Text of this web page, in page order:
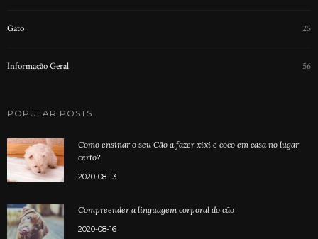
Gato 25
Informação Geral 56
POPULAR POSTS
Como ensinar o seu Cão a fazer xixi e coco em casa no lugar
certo?
2020-08-13
Compreender a linguagem corporal do cão
2020-08-16